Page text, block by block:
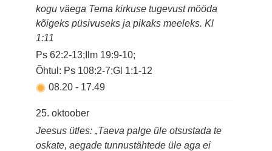
kogu väega Tema kirkuse tugevust mööda
kõigeks püsivuseks ja pikaks meeleks. Kl
1:11
Ps 62:2-13;Ilm 19:9-10;
Õhtul: Ps 108:2-7;Gl 1:1-12
08.20- 17.49
25. oktoober
Jeesus ütles: „Taeva palge üle otsustada te
oskate, aegade tunnustähtede üle aga ei